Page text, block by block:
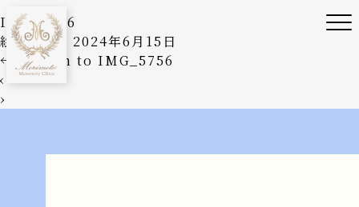
IMG_5756
絵美森本
2024年6月15日
←
Return to IMG_5756
‹
›